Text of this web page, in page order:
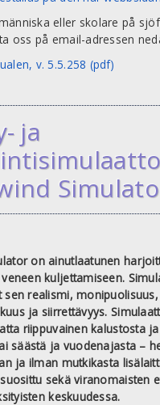
eller skolare på
oss på email-adressen
v. 5.5.258 (pdf)
ja
on ainutlaatunen
kuljettamiseen.
sen realismi, monipuolisuus,
ja siirrettävyys.
riippuvainen kalustosta ja
säästä ja vuodenajasta –
ja ilman mutkikasta
sekä viranomaisten
keskuudessa.